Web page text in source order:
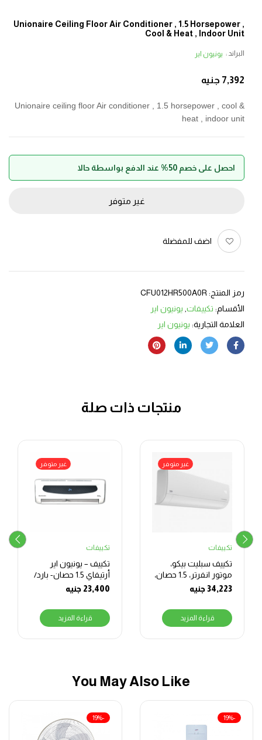
Unionaire Ceiling Floor Air Conditioner , 1.5 Horsepower ,
Cool & Heat , Indoor Unit
البراند : يونيون اير
7,392 جنيه
Unionaire ceiling floor Air conditioner , 1.5 horsepower , cool &
heat , indoor unit
احصل على خصم 50% عند الدفع بواسطة حالا
غير متوفر
اضف للمفضلة
رمز المنتج: CFU012HR500A0R
الأقسام: تكييفات يونيون اير
العلامة التجارية: يونيون اير
منتجات ذات صلة
غير متوفر
تكييفات
تكييف سبليت بيكو،
موتور انفرتر، 1.5 حصان،
بارد وساخن، ابيض –
34,223جنيه
قراءة المزيد
غير متوفر
تكييفات
تكييف – يونيون اير
أرتيفاي 1.5 حصان- بارد/
ساخن ARTIFY23,400 جنيه
قراءة المزيد
You May Also Like
-19%
-19%